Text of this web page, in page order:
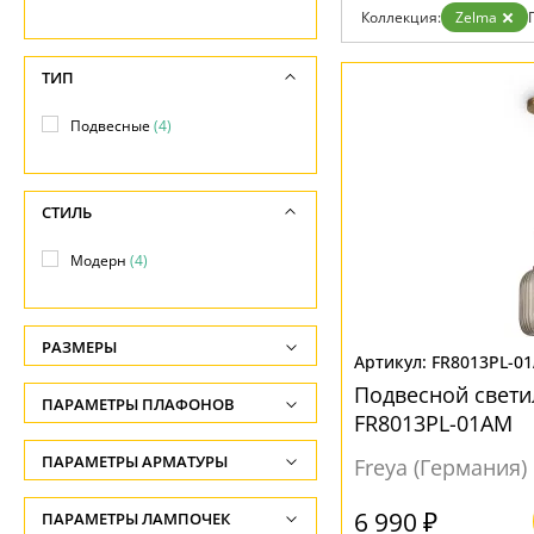
Контакты
Коллекция: Zelma
FR8013PL-
Подвесной
FR8013PL-01AM
Freya (Германия)
6 990 ₽
ТИП
Подвесные(4)
СТИЛЬ
Модерн (4)
РАЗМЕРЫ
Высота, см
-
Длина подвеса, см
-
ПАРАМЕТРЫ ПЛАФОНОВ
ФОРМА ПЛАФОНА
Цилиндр(3)
ПАРАМЕТРЫ АРМАТУРЫ
ЦВЕТ АРМАТУРЫ
ПАРАМЕТРЫ ЛАМПОЧЕК